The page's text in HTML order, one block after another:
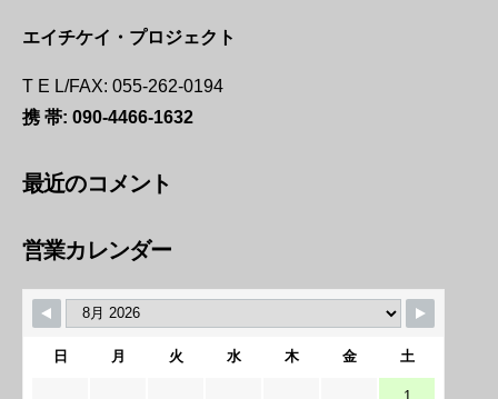
エイチケイ・プロジェクト
T E L/FAX: 055-262-0194
携 帯: 090-4466-1632
最近のコメント
営業カレンダー
日 月 火 水 木 金 土